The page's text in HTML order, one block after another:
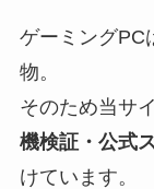
ゲーミングPC
物。
そのため当サ
機検証・公式
けています。